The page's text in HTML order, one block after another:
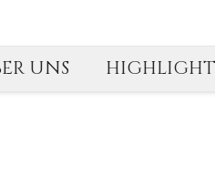
UNS HIGHLIGHT